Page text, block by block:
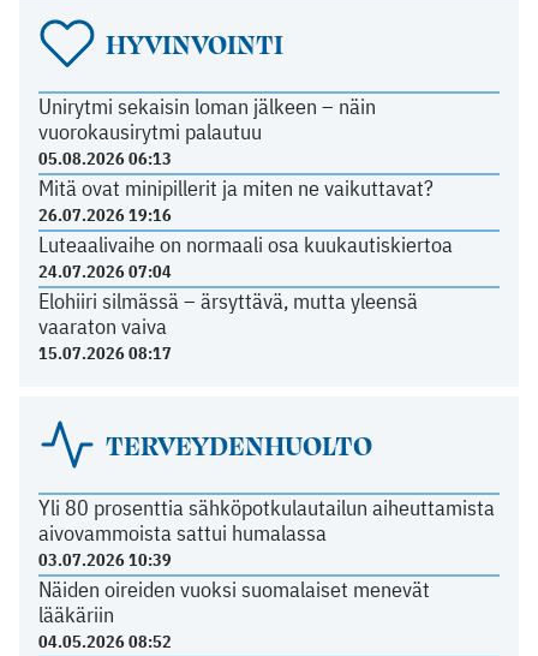
HYVINVOINTI
Unirytmi sekaisin loman jälkeen – näin
vuorokausirytmi palautuu
05.08.2026 06:13
Mitä ovat minipillerit ja miten ne vaikuttavat?
26.07.2026 19:16
Luteaalivaihe on normaali osa kuukautiskiertoa
24.07.2026 07:04
Elohiiri silmässä – ärsyttävä, mutta yleensä
vaaraton vaiva
15.07.2026 08:17
TERVEYDENHUOLTO
Yli 80 prosenttia sähköpotkulautailun aiheuttamista
aivovammoista sattui humalassa
03.07.2026 10:39
Näiden oireiden vuoksi suomalaiset menevät
lääkäriin
04.05.2026 08:52